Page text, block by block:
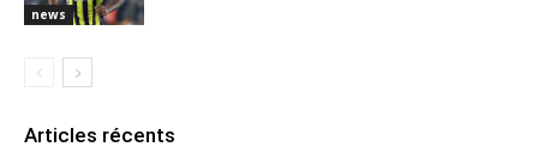
news
Articles récents